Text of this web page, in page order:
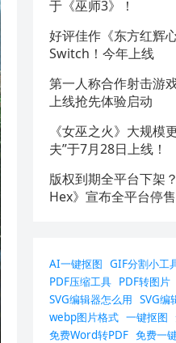
于《巫师3》！
好评佳作《东方红辉
Switch！今年上线
第一人称合作射击游
上线抢先体验启动
《女巫之火》大规模
夫”于7月28日上线！
版权到期全平台下架
Hex》宣布全平台停售
AI一键抠图 GIF分割小工
PDF压缩工具 PDF转图片
SVG编辑器怎么用 SVG编
webp图片格式 一键抠图
免费Word转PDF 免费一